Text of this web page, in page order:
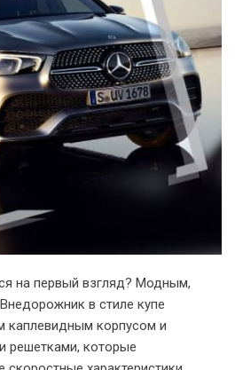
на первый взгляд? Модным,
в стиле купе
каплевидным корпусом и
решетками, которые